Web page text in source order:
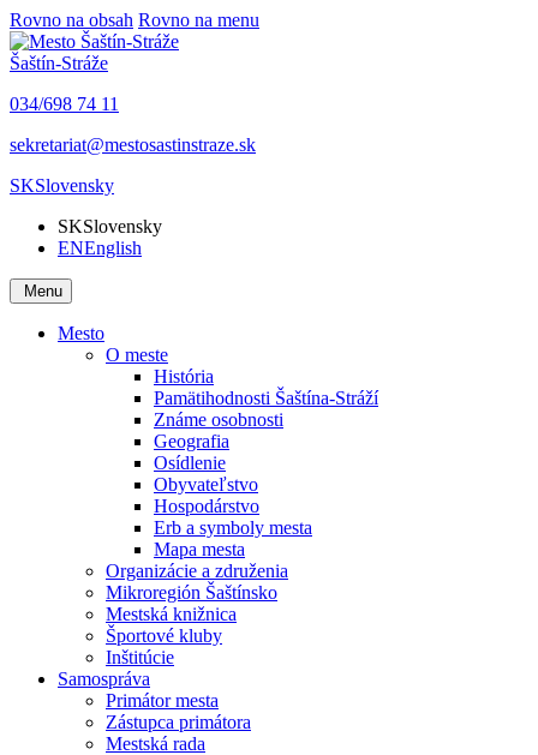
Rovno na obsah Rovno na menu
Šaštín-Stráže
034/698 74 11
sekretariat@mestosastinstraze.sk
SKSlovensky
SKSlovensky
ENEnglish
Menu
Mesto
O meste
História
Pamätihodnosti Šaštína-Stráží
Známe osobnosti
Geografia
Osídlenie
Obyvateľstvo
Hospodárstvo
Erb a symboly mesta
Mapa mesta
Organizácie a združenia
Mikroregión Šaštínsko
Mestská knižnica
Športové kluby
Inštitúcie
Samospráva
Primátor mesta
Zástupca primátora
Mestská rada